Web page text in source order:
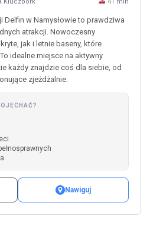
Delfin w Namysłowie to prawdziwa
atrakcji. Nowoczesny
jak i letnie baseny, które
idealne miejsce na aktywny
każdy znajdzie coś dla siebie, od
zjeżdżalnie.
Nawiguj